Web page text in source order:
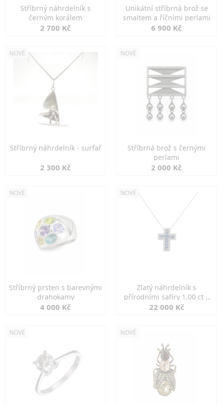
Stříbrný náhrdelník s
černým korálem
2 700 Kč
Unikátní stříbrná brož se
smaltem a říčními perlami
6 900 Kč
NOVÉ
Stříbrný náhrdelník - surfař
2 300 Kč
NOVÉ
Stříbrná brož s černými
perlami
2 000 Kč
NOVÉ
Stříbrný prsten s barevnými
drahokamy
4 000 Kč
NOVÉ
Zlatý náhrdelník s
přírodními safíry 1,00 ct a
diamanty
22 000 Kč
NOVÉ NOVÉ